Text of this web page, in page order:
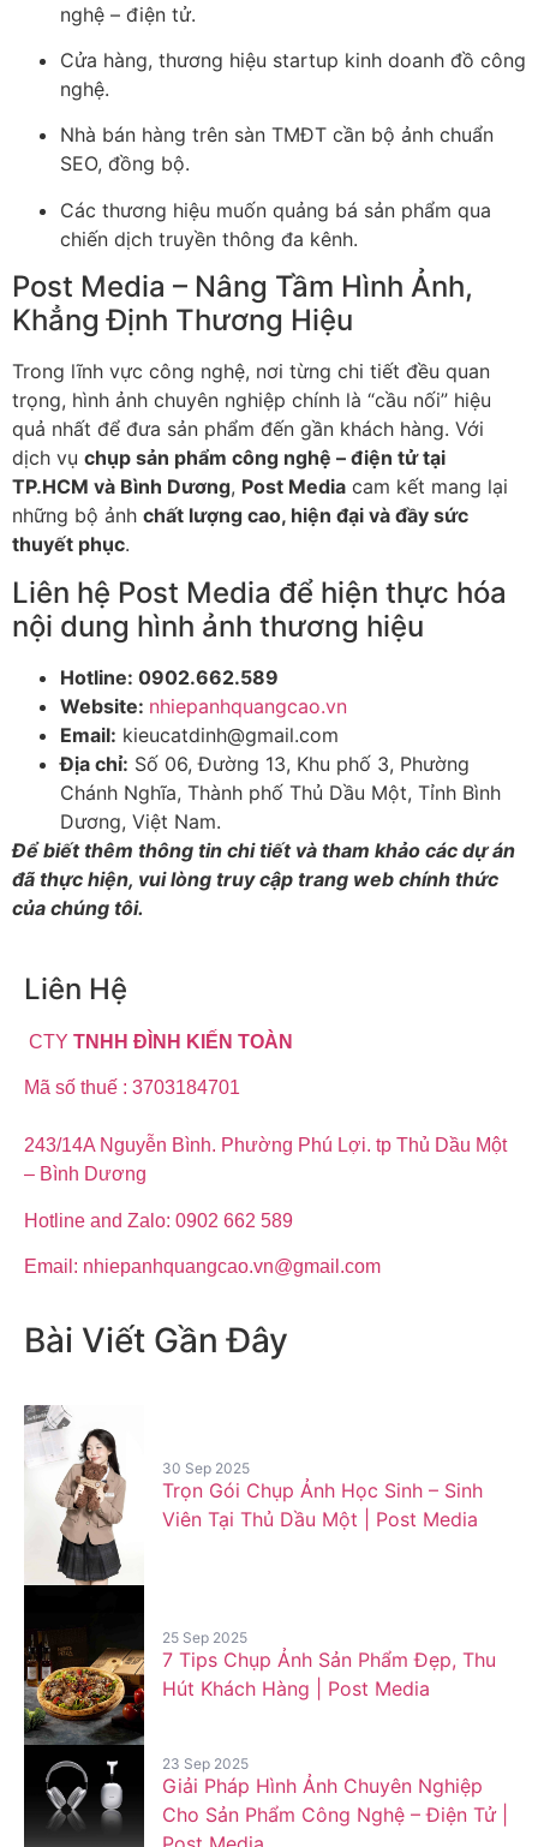
nghệ – điện tử.
Cửa hàng, thương hiệu startup kinh doanh đồ công
nghệ.
Nhà bán hàng trên sàn TMĐT cần bộ ảnh chuẩn
SEO, đồng bộ.
Các thương hiệu muốn quảng bá sản phẩm qua
chiến dịch truyền thông đa kênh.
Post Media – Nâng Tầm Hình Ảnh,
Khẳng Định Thương Hiệu
Trong lĩnh vực công nghệ, nơi từng chi tiết đều quan
trọng, hình ảnh chuyên nghiệp chính là “cầu nối” hiệu
quả nhất để đưa sản phẩm đến gần khách hàng. Với
dịch vụ chụp sản phẩm công nghệ – điện tử tại
TP.HCM và Bình Dương, Post Media cam kết mang lại
những bộ ảnh chất lượng cao, hiện đại và đầy sức
thuyết phục.
Liên hệ Post Media để hiện thực hóa
nội dung hình ảnh thương hiệu
Hotline: 0902.662.589
Website: nhiepanhquangcao.vn
Email: kieucatdinh@gmail.com
Địa chỉ: Số 06, Đường 13, Khu phố 3, Phường
Chánh Nghĩa, Thành phố Thủ Dầu Một, Tỉnh Bình
Dương, Việt Nam.
Để biết thêm thông tin chi tiết và tham khảo các dự án
đã thực hiện, vui lòng truy cập trang web chính thức
của chúng tôi.
Liên Hệ
CTY TNHH ĐÌNH KIẾN TOÀN
Mã số thuế : 3703184701
243/14A Nguyễn Bình. Phường Phú Lợi. tp Thủ Dầu Một
– Bình Dương
Hotline and Zalo: 0902 662 589
Email: nhiepanhquangcao.vn@gmail.com
Bài Viết Gần Đây
30 Sep 2025
Trọn Gói Chụp Ảnh Học Sinh – Sinh
Viên Tại Thủ Dầu Một | Post Media
25 Sep 2025
7 Tips Chụp Ảnh Sản Phẩm Đẹp, Thu
Hút Khách Hàng | Post Media
23 Sep 2025
Giải Pháp Hình Ảnh Chuyên Nghiệp
Cho Sản Phẩm Công Nghệ – Điện Tử |